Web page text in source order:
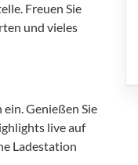
Freuen Sie
und vieles
Genießen Sie
live auf
Ladestation